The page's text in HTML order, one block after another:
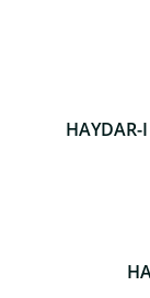
HAYDAR-I